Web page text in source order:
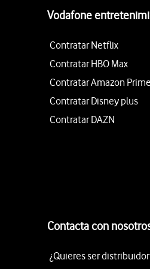
Vodafone
Contratar Netflix
Contratar HBO Max
Contratar Amazon Prime
Contratar Disney plus
Contratar DAZN
Contacta con
¿Quieres ser